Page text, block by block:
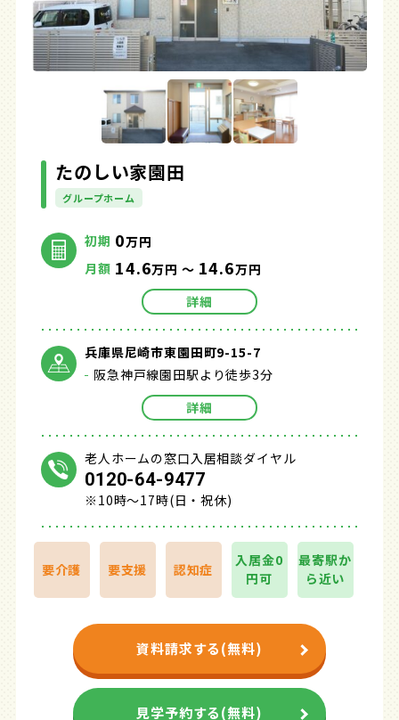
たのしい家園田
グループホーム
初期 0万円
月額 14.6万円 ～ 14.6万円
詳細
兵庫県尼崎市東園田町9-15-7
阪急神戸線園田駅より徒歩3分
詳細
老人ホームの窓口入居相談ダイヤル
0120-64-9477
※10時～17時(日・祝休)
要介護 要支援 認知症
入居金0
円可
最寄駅か
ら近い
資料請求する(無料)
見学予約する(無料)